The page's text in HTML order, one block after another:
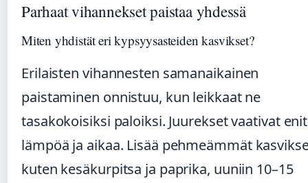
Parhaat vihannekset paistaa yhdessä
Miten yhdistät eri kypsyysasteiden kasvikset?
Erilaisten vihannesten samanaikainen
paistaminen onnistuu, kun leikkaat ne
tasakokoisiksi paloiksi. Juurekset vaativat
lämpöä ja aikaa. Lisää pehmeämmät
kuten kesäkurpitsa ja paprika, uuniin 10–15